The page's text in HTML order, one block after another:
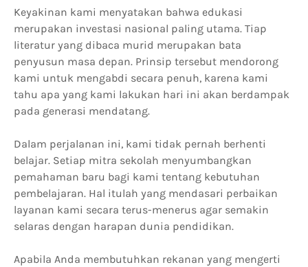
Keyakinan kami menyatakan bahwa edukasi
merupakan investasi nasional paling utama. Tiap
literatur yang dibaca murid merupakan bata
penyusun masa depan. Prinsip tersebut mendorong
kami untuk mengabdi secara penuh, karena kami
tahu apa yang kami lakukan hari ini akan berdampak
pada generasi mendatang.
Dalam perjalanan ini, kami tidak pernah berhenti
belajar. Setiap mitra sekolah menyumbangkan
pemahaman baru bagi kami tentang kebutuhan
pembelajaran. Hal itulah yang mendasari perbaikan
layanan kami secara terus-menerus agar semakin
selaras dengan harapan dunia pendidikan.
Apabila Anda membutuhkan rekanan yang mengerti